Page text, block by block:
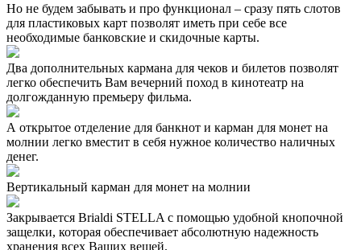
Но не будем забывать и про функционал – сразу пять слотов
для пластиковых карт позволят иметь при себе все
необходимые банковские и скидочные карты.
Два дополнительных кармана для чеков и билетов позволят
легко обеспечить Вам вечерний поход в кинотеатр на
долгожданную премьеру фильма.
А открытое отделение для банкнот и карман для монет на
молнии легко вместит в себя нужное количество наличных
денег.
Вертикальный карман для монет на молнии
Закрывается Brialdi STELLA с помощью удобной кнопочной
защелки, которая обеспечивает абсолютную надежность
хранения всех Ваших вещей.